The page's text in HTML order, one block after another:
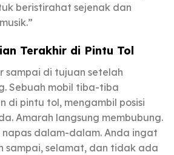
beristirahat sejenak dan
Terakhir di Pintu Tol
sampai di tujuan setelah
Sebuah mobil tiba-tiba
di pintu tol, mengambil posisi
Amarah langsung membubung.
napas dalam-dalam. Anda ingat
sampai, selamat, dan tidak ada